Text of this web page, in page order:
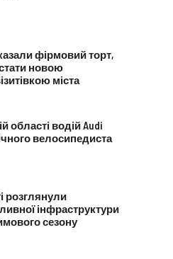
фірмовий торт,
новою
міста
області водій Audi
велосипедиста
розглянули
інфраструктури
сезону